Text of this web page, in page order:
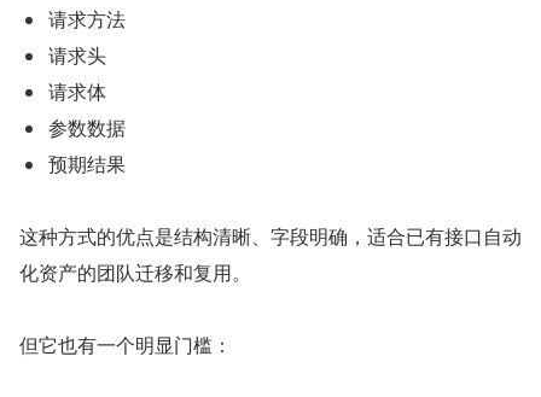
请求方法
请求头
请求体
参数数据
预期结果
这种方式的优点是结构清晰、字段明确，适合已有接口自动
化资产的团队迁移和复用。
但它也有一个明显门槛：